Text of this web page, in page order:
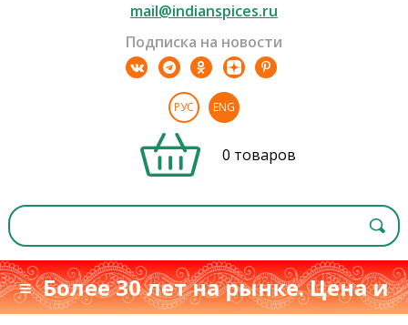
mail@indianspices.ru
Подписка на новости
РУС ENG
0 товаров
≡ Более 30 лет на рынке. Цена и